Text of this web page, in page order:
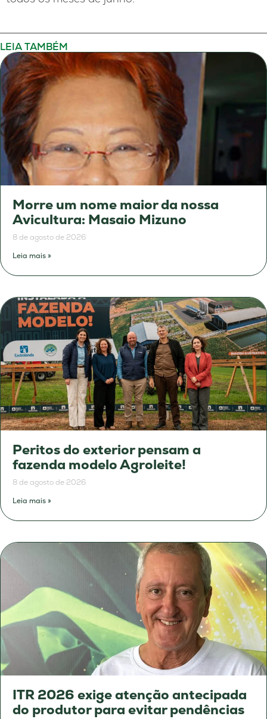
LEIA TAMBÉM
Morre um nome maior da nossa
Avicultura: Masaio Mizuno
8 de agosto de 2026
Leia mais »
Peritos do exterior pensam a
fazenda modelo Agroleite!
8 de agosto de 2026
Leia mais »
ITR 2026 exige atenção antecipada
do produtor para evitar pendências